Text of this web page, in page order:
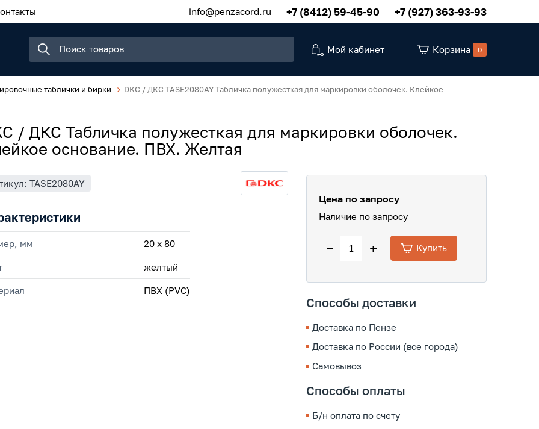
info@penzacord.ru +7 (8412) 59-45-90 +7 (927) 363-93-93
Мой кабинет Корзина 0
таблички и бирки DKC / ДКС TASE2080AY Табличка полужесткая для маркировки оболочек. Клейкое
/ ДКС Табличка полужесткая для маркировки оболочек.
основание. ПВХ. Желтая
TASE2080AY
мм 20 х 80
желтый
ПВХ (PVC)
Цена по запросу
Наличие по запросу
− + Купить
Способы доставки
Доставка по Пензе
Доставка по России (все города)
Самовывоз
Способы оплаты
Б/н оплата по счету